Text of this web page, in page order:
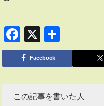
Facebook
X
有
Facebook
この記事を書いた人